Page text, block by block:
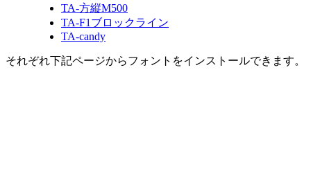
TA-方縦M500
TA-F1ブロックライン
TA-candy
それぞれ下記ページからフォントをインストールできます。